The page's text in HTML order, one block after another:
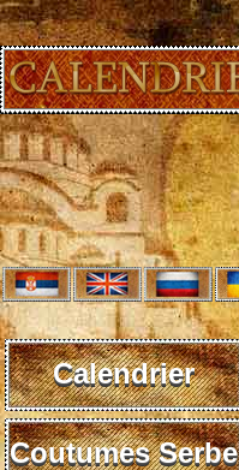
Calendrier
Coutumes Serbe